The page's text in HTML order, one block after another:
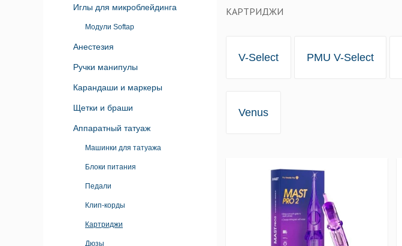
Иглы для микроблейдинга
Модули Softap
Анестезия
Ручки манипулы
Карандаши и маркеры
Щетки и браши
Аппаратный татуаж
Машинки для татуажа
Блоки питания
Педали
Клип-корды
Картриджи
Дюзы
КАРТРИДЖИ
V-Select PMU V-Select
Venus